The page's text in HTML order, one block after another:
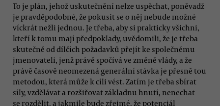
To je plán, jehož uskutečnění nelze uspěchat, poněvadž
je pravděpodobné, že pokusit se o něj nebude možné
víckrát nežli jednou. Je třeba, aby si prakticky všichni,
kteří k tomu mají předpoklady, uvědomili, že je třeba
skutečně od dílčích požadavků přejít ke společnému
jmenovateli, jenž právě spočívá ve změně vlády, a že
právě časově neomezená generální stávka je přesně tou
metodou, která může k cíli vést. Zatím je třeba sbírat
síly, vzdělávat a rozšiřovat základnu hnutí, nenechat
se rozdělit, a jakmile bude zřejmé, že potenciál